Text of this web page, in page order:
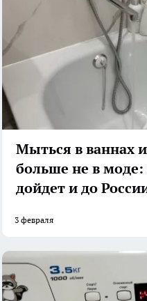
Мыться в ваннах
больше не в
дойдет и до
3 февраля